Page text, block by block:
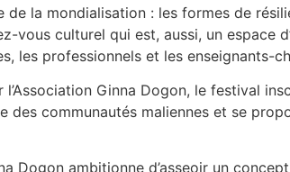
de la mondialisation : les formes de
vous culturel qui est, aussi, un espace
les professionnels et les enseignants-
l’Association Ginna Dogon, le festival
des communautés maliennes et se
Dogon ambitionne d’asseoir un